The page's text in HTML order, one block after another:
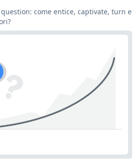
come entice, captivate, turn e